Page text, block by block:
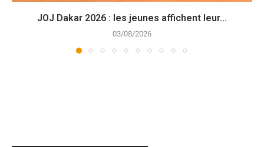
JOJ Dakar 2026 : les jeunes affichent leur...
03/08/2026